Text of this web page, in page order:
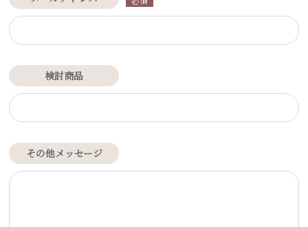
検討商品
その他メッセージ